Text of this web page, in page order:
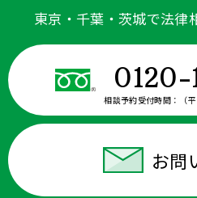
東京・千葉・茨城で法律
相談予約受付時間： （
お問